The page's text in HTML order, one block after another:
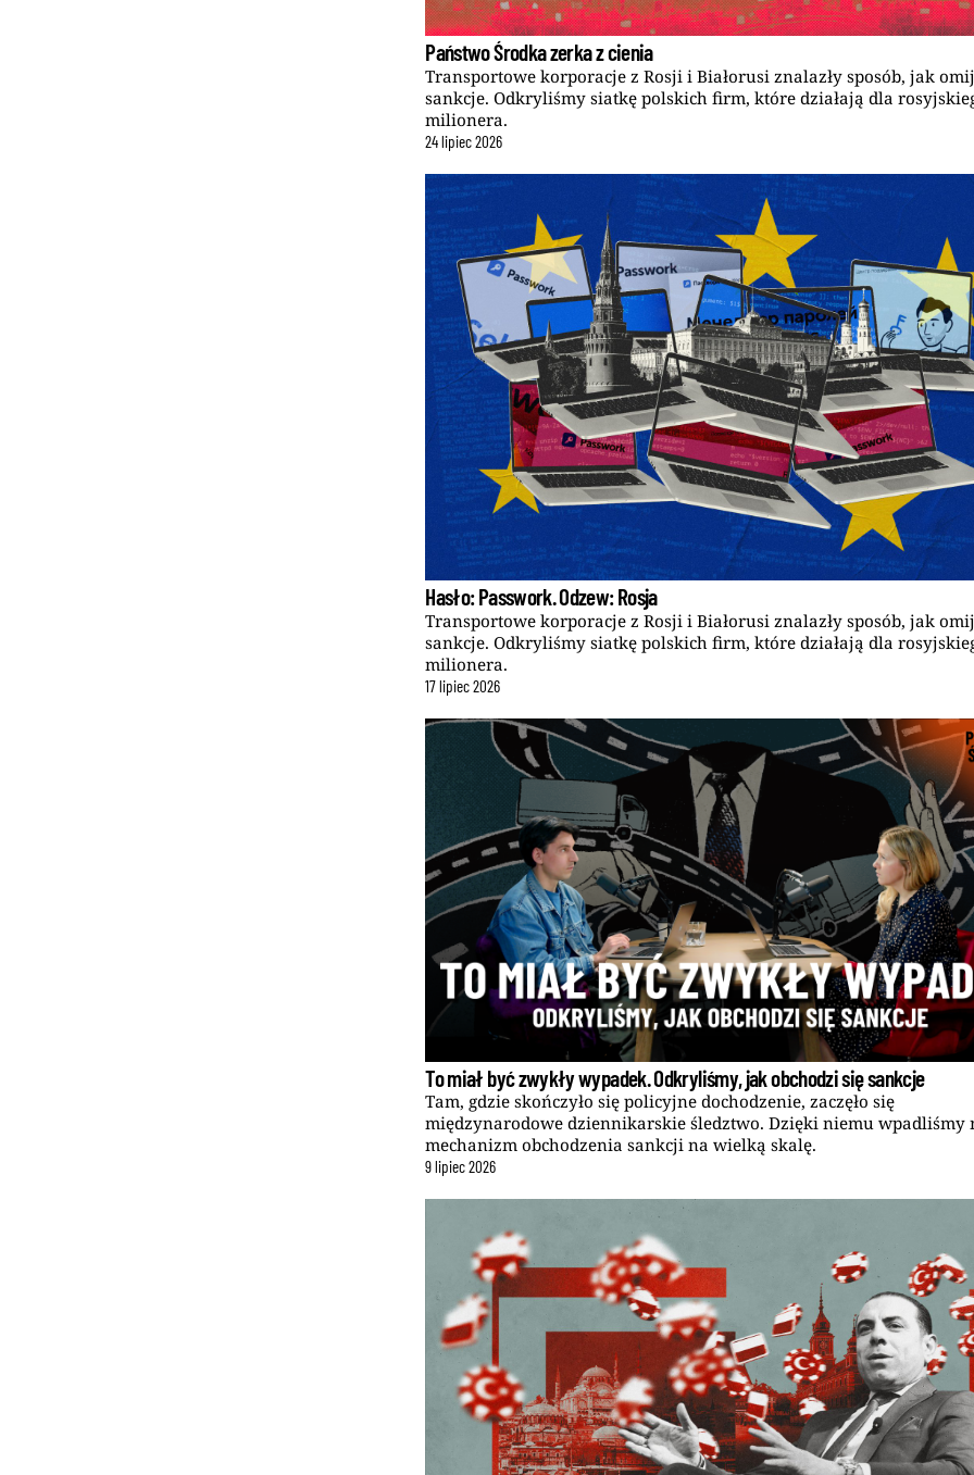
Państwo Środka zerka z cienia
Transportowe korporacje z Rosji i Białorusi znalazły sposób, jak
sankcje. Odkryliśmy siatkę polskich firm, które działają dla
milionera.
24lipiec2026
Hasło: Passwork. Odzew: Rosja
Transportowe korporacje z Rosji i Białorusi znalazły sposób, jak
sankcje. Odkryliśmy siatkę polskich firm, które działają dla
milionera.
17lipiec2026
To miał być zwykły wypadek. Odkryliśmy, jak obchodzi się sankcje
Tam, gdzie skończyło się policyjne dochodzenie, zaczęło się
międzynarodowe dziennikarskie śledztwo. Dzięki niemu wpadliśmy
mechanizm obchodzenia sankcji na wielką skalę.
9lipiec2026